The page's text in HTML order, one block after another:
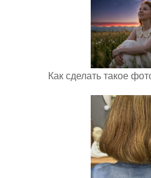
Как сделать такое